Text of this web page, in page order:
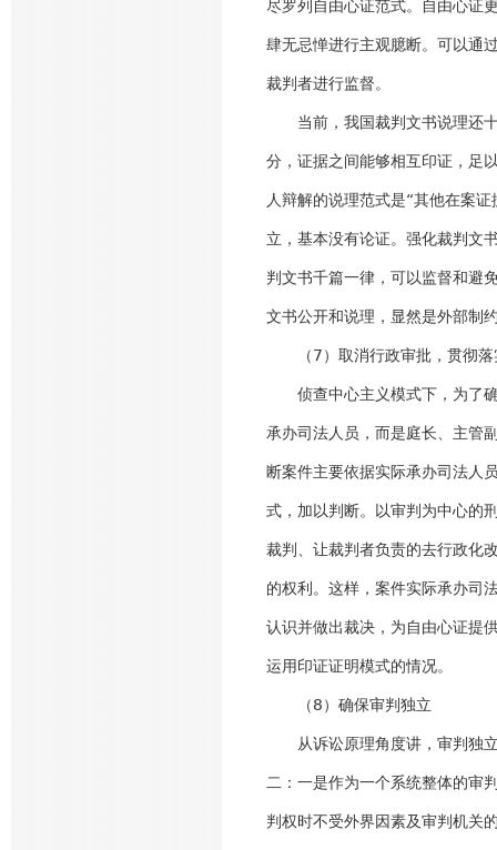
尽罗列自由心证范式。自由心证
肆无忌惮进行主观臆断。可以通
裁判者进行监督。
当前，我国裁判文书说理还十
分，证据之间能够相互印证，足
人辩解的说理范式是“其他在案
立，基本没有论证。强化裁判文
判文书千篇一律，可以监督和避
文书公开和说理，显然是外部制
（7）取消行政审批，贯彻落
侦查中心主义模式下，为了确
承办司法人员，而是庭长、主管
断案件主要依据实际承办司法人
式，加以判断。以审判为中心的
裁判、让裁判者负责的去行政化
的权利。这样，案件实际承办司
认识并做出裁决，为自由心证提
运用印证证明模式的情况。
（8）确保审判独立
从诉讼原理角度讲，审判独立
二：一是作为一个系统整体的审
判权时不受外界因素及审判机关